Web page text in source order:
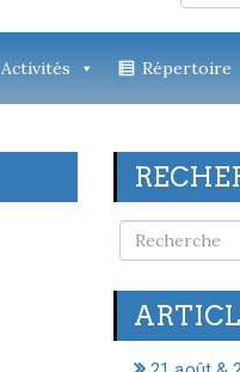
Activités Répertoire